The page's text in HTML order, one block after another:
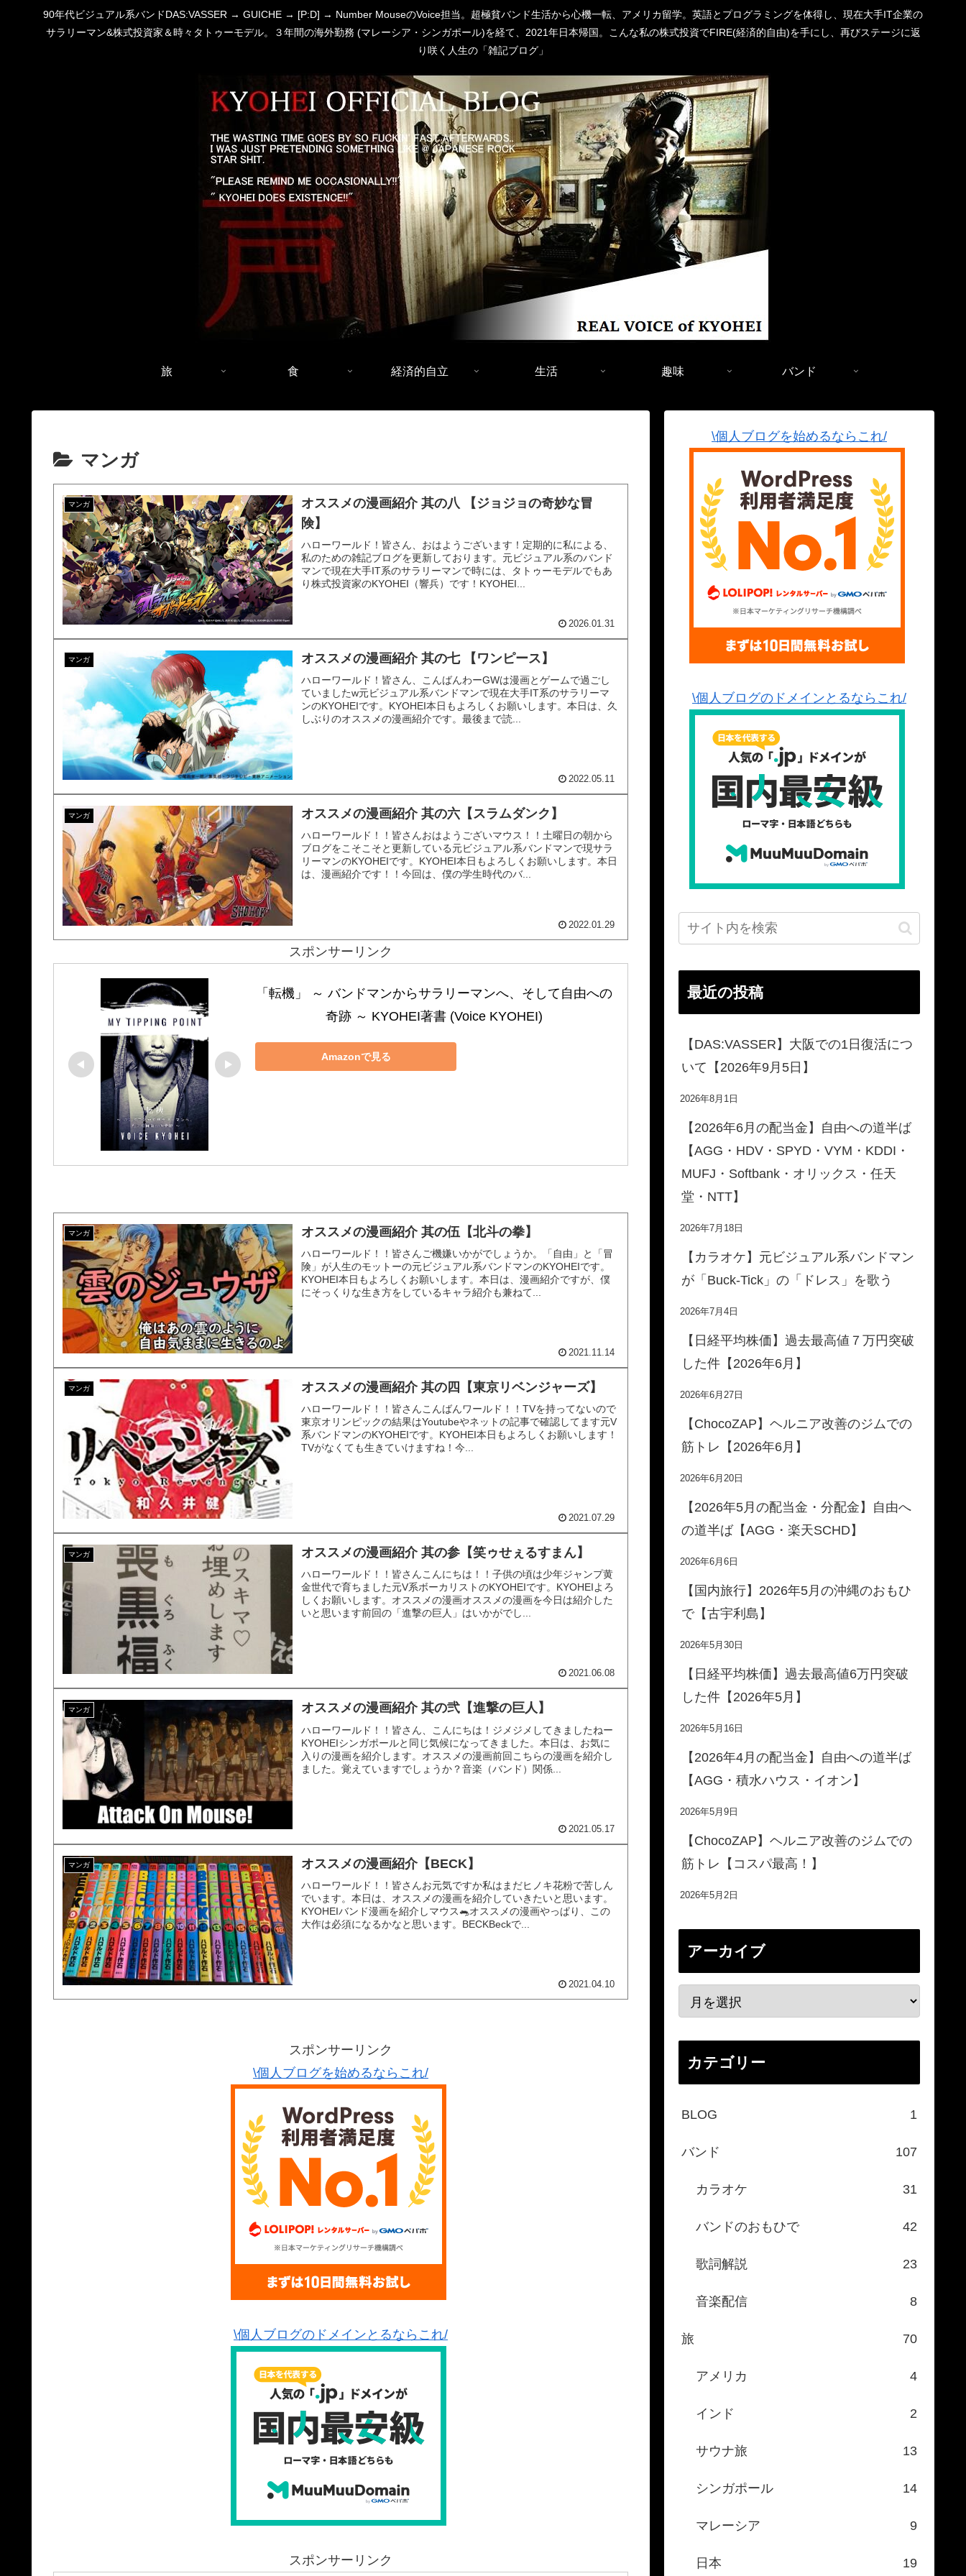
90年代ビジュアル系バンドDAS:VASSER → GUICHE → [P:D] → Number MouseのVoice担当。超極貧バンド生活から心機一転、アメリカ留学。英語とプログラミングを体得し、現在大手IT企業の
サラリーマン&株式投資家＆時々タトゥーモデル。３年間の海外勤務 (マレーシア・シンガポール)を経て、2021年日本帰国。こんな私の株式投資でFIRE(経済的自由)を手にし、再びステージに返
り咲く人生の「雑記ブログ」
旅 食 経済的自立 生活 趣味 バンド
マンガ
マンガ
オススメの漫画紹介 其の八 【ジョジョの奇妙な冒
険】
ハローワールド！皆さん、おはようございます！定期的に私による、
私のための雑記ブログを更新しております。元ビジュアル系のバンド
マンで現在大手IT系のサラリーマンで時には、タトゥーモデルでもあ
り株式投資家のKYOHEI（響兵）です！KYOHEI...
2026.01.31
マンガ オススメの漫画紹介 其の七 【ワンピース】
ハローワールド！皆さん、こんばんわーGWは漫画とゲームで過ごし
ていましたw元ビジュアル系バンドマンで現在大手IT系のサラリーマ
ンのKYOHEIです。KYOHEI本日もよろしくお願いします。本日は、久
しぶりのオススメの漫画紹介です。最後まで読...
2022.05.11
マンガ オススメの漫画紹介 其の六【スラムダンク】
ハローワールド！！皆さんおはようございマウス！！土曜日の朝から
ブログをこそこそと更新している元ビジュアル系バンドマンで現サラ
リーマンのKYOHEIです。KYOHEI本日もよろしくお願いします。本日
は、漫画紹介です！！今回は、僕の学生時代のバ...
2022.01.29
スポンサーリンク
「転機」 ～ バンドマンからサラリーマンへ、そして自由への
奇跡 ～ KYOHEI著書 (Voice KYOHEI)
Amazonで見る
マンガ オススメの漫画紹介 其の伍【北斗の拳】
ハローワールド！！皆さんご機嫌いかがでしょうか。「自由」と「冒
険」が人生のモットーの元ビジュアル系バンドマンのKYOHEIです。
KYOHEI本日もよろしくお願いします。本日は、漫画紹介ですが、僕
にそっくりな生き方をしているキャラ紹介も兼ねて...
2021.11.14
マンガ オススメの漫画紹介 其の四【東京リベンジャーズ】
ハローワールド！！皆さんこんばんワールド！！TVを持ってないので
東京オリンピックの結果はYoutubeやネットの記事で確認してます元V
系バンドマンのKYOHEIです。KYOHEI本日もよろしくお願いします！
TVがなくても生きていけますね！今...
2021.07.29
マンガ オススメの漫画紹介 其の参【笑ゥせぇるすまん】
ハローワールド！！皆さんこんにちは！！子供の頃は少年ジャンプ黄
金世代で育ちました元V系ボーカリストのKYOHEIです。KYOHEIよろ
しくお願いします。オススメの漫画オススメの漫画を今日は紹介した
いと思います前回の「進撃の巨人」はいかがでし...
2021.06.08
マンガ オススメの漫画紹介 其の弐【進撃の巨人】
ハローワールド！！皆さん、こんにちは！ジメジメしてきましたねー
KYOHEIシンガポールと同じ気候になってきました。本日は、お気に
入りの漫画を紹介します。オススメの漫画前回こちらの漫画を紹介し
ました。覚えていますでしょうか？音楽（バンド）関係...
2021.05.17
マンガ オススメの漫画紹介【BECK】
ハローワールド！！皆さんお元気ですか私はまだヒノキ花粉で苦しん
でいます。本日は、オススメの漫画を紹介していきたいと思います。
KYOHEIバンド漫画を紹介しマウス🐀オススメの漫画やっぱり、この
大作は必須になるかなと思います。BECKBeckで...
2021.04.10
スポンサーリンク
\個人ブログを始めるならこれ/
\個人ブログのドメインとるならこれ/
スポンサーリンク
\個人ブログを始めるならこれ/
\個人ブログのドメインとるならこれ/
最近の投稿
【DAS:VASSER】大阪での1日復活につ
いて【2026年9月5日】
2026年8月1日
【2026年6月の配当金】自由への道半ば
【AGG・HDV・SPYD・VYM・KDDI・
MUFJ・Softbank・オリックス・任天
堂・NTT】
2026年7月18日
【カラオケ】元ビジュアル系バンドマン
が「Buck-Tick」の「ドレス」を歌う
2026年7月4日
【日経平均株価】過去最高値７万円突破
した件【2026年6月】
2026年6月27日
【ChocoZAP】ヘルニア改善のジムでの
筋トレ【2026年6月】
2026年6月20日
【2026年5月の配当金・分配金】自由へ
の道半ば【AGG・楽天SCHD】
2026年6月6日
【国内旅行】2026年5月の沖縄のおもひ
で【古宇利島】
2026年5月30日
【日経平均株価】過去最高値6万円突破
した件【2026年5月】
2026年5月16日
【2026年4月の配当金】自由への道半ば
【AGG・積水ハウス・イオン】
2026年5月9日
【ChocoZAP】ヘルニア改善のジムでの
筋トレ【コスパ最高！】
2026年5月2日
アーカイブ
カテゴリー
BLOG 1
バンド 107
カラオケ 31
バンドのおもひで 42
歌詞解説 23
音楽配信 8
旅 70
アメリカ 4
インド 2
サウナ旅 13
シンガポール 14
マレーシア 9
日本 19